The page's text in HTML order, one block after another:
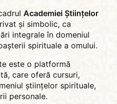
Academiei Științelor
și simbolic, ca
integrale în domeniul
spirituale a omului.
este o platformă
care oferă cursuri,
științelor spirituale,
personale.